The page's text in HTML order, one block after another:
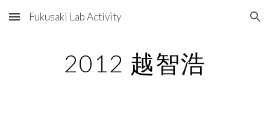
Skip to main content Skip to navigation
Fukusaki Lab Activity
2012 越智浩